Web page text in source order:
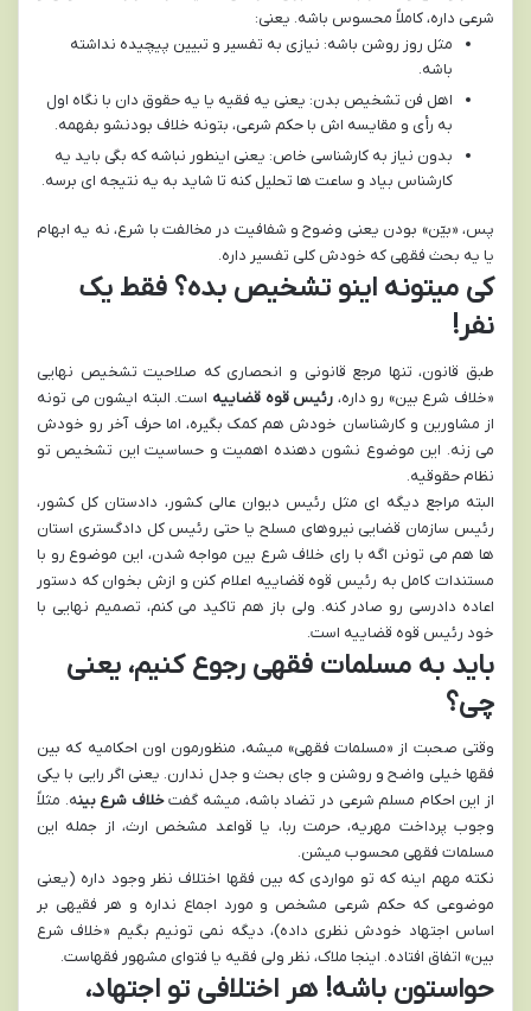
شرعی داره، کاملاً محسوس باشه. یعنی:
مثل روز روشن باشه: نیازی به تفسیر و تبیین پیچیده نداشته
باشه.
اهل فن تشخیص بدن: یعنی یه فقیه یا یه حقوق دان با نگاه اول
به رأی و مقایسه اش با حکم شرعی، بتونه خلاف بودنشو بفهمه.
بدون نیاز به کارشناسی خاص: یعنی اینطور نباشه که بگی باید یه
کارشناس بیاد و ساعت ها تحلیل کنه تا شاید به یه نتیجه ای برسه.
پس، «بیّن» بودن یعنی وضوح و شفافیت در مخالفت با شرع، نه یه ابهام
یا یه بحث فقهی که خودش کلی تفسیر داره.
کی میتونه اینو تشخیص بده؟ فقط یک
نفر!
طبق قانون، تنها مرجع قانونی و انحصاری که صلاحیت تشخیص نهایی
«خلاف شرع بین» رو داره، رئیس قوه قضاییه است. البته ایشون می تونه
از مشاورین و کارشناسان خودش هم کمک بگیره، اما حرف آخر رو خودش
می زنه. این موضوع نشون دهنده اهمیت و حساسیت این تشخیص تو
نظام حقوقیه.
البته مراجع دیگه ای مثل رئیس دیوان عالی کشور، دادستان کل کشور،
رئیس سازمان قضایی نیروهای مسلح یا حتی رئیس کل دادگستری استان
ها هم می تونن اگه با رای خلاف شرع بین مواجه شدن، این موضوع رو با
مستندات کامل به رئیس قوه قضاییه اعلام کنن و ازش بخوان که دستور
اعاده دادرسی رو صادر کنه. ولی باز هم تاکید می کنم، تصمیم نهایی با
خود رئیس قوه قضاییه است.
باید به مسلمات فقهی رجوع کنیم، یعنی
چی؟
وقتی صحبت از «مسلمات فقهی» میشه، منظورمون اون احکامیه که بین
فقها خیلی واضح و روشنن و جای بحث و جدل ندارن. یعنی اگر رایی با یکی
از این احکام مسلم شرعی در تضاد باشه، میشه گفتخلاف شرع بینه. مثلاً
وجوب پرداخت مهریه، حرمت ربا، یا قواعد مشخص ارث، از جمله این
مسلمات فقهی محسوب میشن.
نکته مهم اینه که تو مواردی که بین فقها اختلاف نظر وجود داره (یعنی
موضوعی که حکم شرعی مشخص و مورد اجماع نداره و هر فقیهی بر
اساس اجتهاد خودش نظری داده)، دیگه نمی تونیم بگیم «خلاف شرع
بین» اتفاق افتاده. اینجا ملاک، نظر ولی فقیه یا فتوای مشهور فقهاست.
حواستون باشه! هر اختلافی تو اجتهاد،